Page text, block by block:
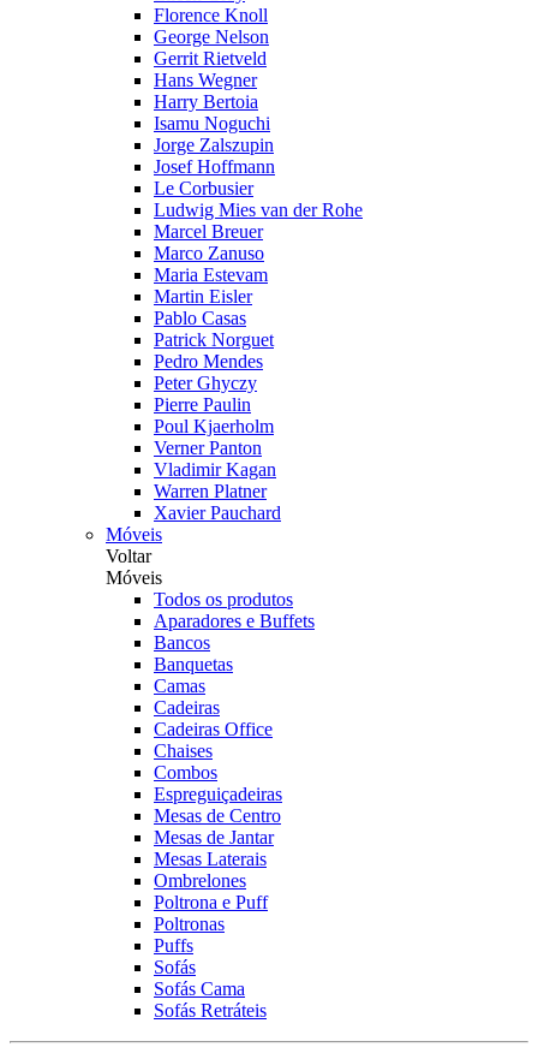
Florence Knoll
George Nelson
Gerrit Rietveld
Hans Wegner
Harry Bertoia
Isamu Noguchi
Jorge Zalszupin
Josef Hoffmann
Le Corbusier
Ludwig Mies van der Rohe
Marcel Breuer
Marco Zanuso
Maria Estevam
Martin Eisler
Pablo Casas
Patrick Norguet
Pedro Mendes
Peter Ghyczy
Pierre Paulin
Poul Kjaerholm
Verner Panton
Vladimir Kagan
Warren Platner
Xavier Pauchard
Móveis
Voltar
Móveis
Todos os produtos
Aparadores e Buffets
Bancos
Banquetas
Camas
Cadeiras
Cadeiras Office
Chaises
Combos
Espreguiçadeiras
Mesas de Centro
Mesas de Jantar
Mesas Laterais
Ombrelones
Poltrona e Puff
Poltronas
Puffs
Sofás
Sofás Cama
Sofás Retráteis